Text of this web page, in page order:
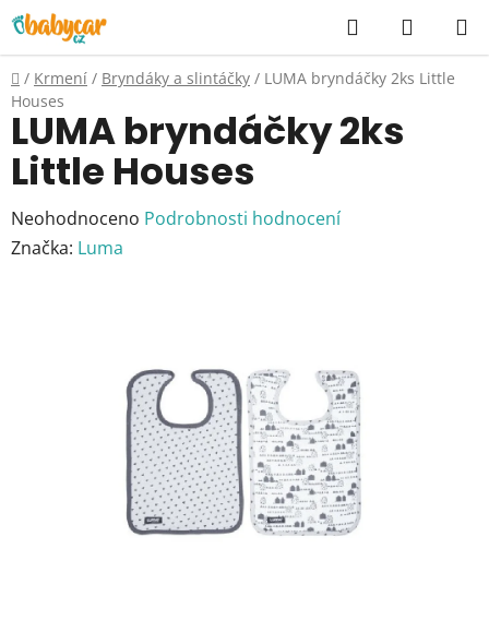
Přejít
na
obsah
Hledat
KOŠÍK
Domů
/ Krmení / Bryndáky a slintáčky / LUMA bryndáčky 2ks Little
Houses
LUMA bryndáčky 2ks
Little Houses
Průměrné
hodnocení
Neohodnoceno Podrobnosti hodnocení
Značka: Luma